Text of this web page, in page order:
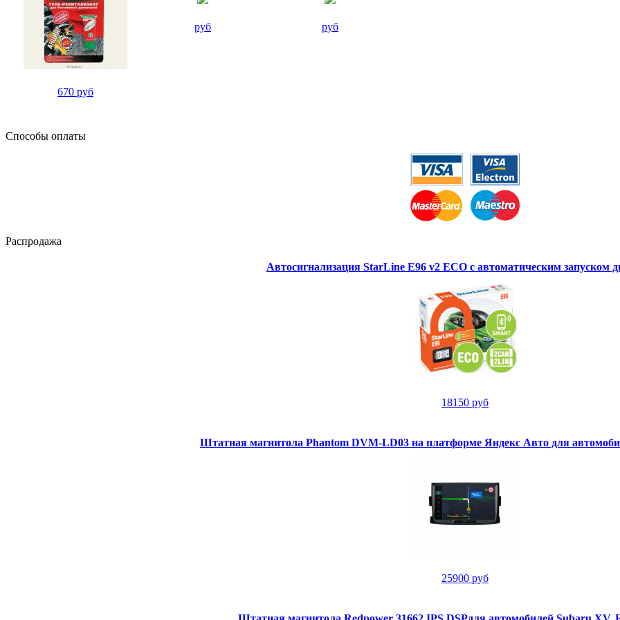
670 руб
руб руб
Способы оплаты
Распродажа
Автосигнализация StarLine E96 v2 ECO с автоматическим запуском
18150 руб
Штатная магнитола Phantom DVM-LD03 на платформе Яндекс Авто для
25900 руб